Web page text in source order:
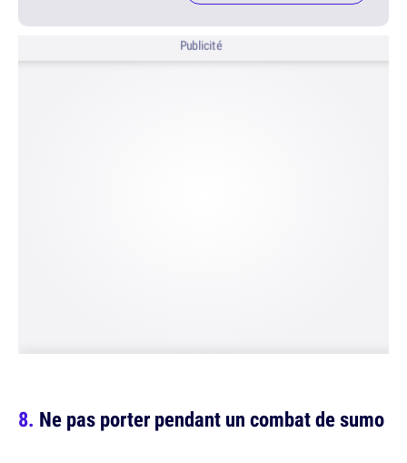
Publicité
Ne pas porter pendant un combat de sumo